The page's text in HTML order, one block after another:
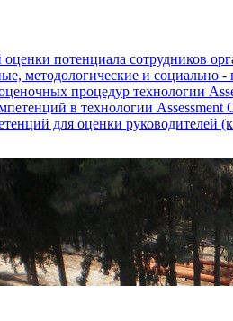
потенциала сотрудников
методологические и
процедур технологии
в технологии Assessment
для оценки руководителей